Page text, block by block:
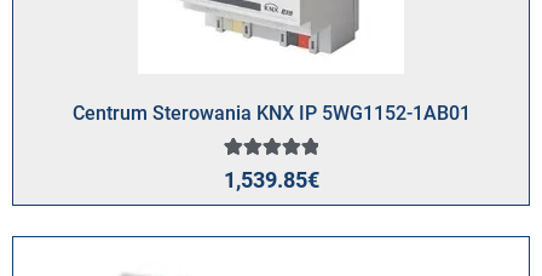
Centrum Sterowania KNX IP 5WG1152-1AB01
Oceniony
5.00
na 5 na
1
oceny
1,539.85€